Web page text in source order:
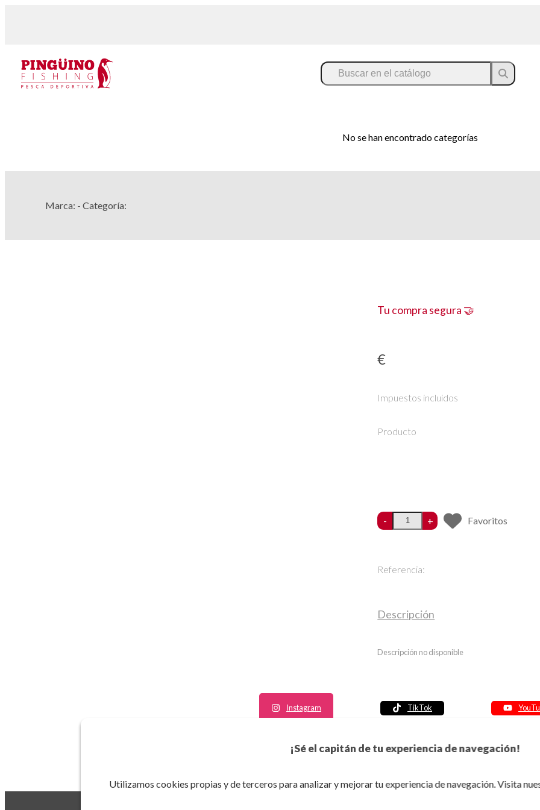
¡Sé el capitán de tu experiencia de navegación!
Utilizamos cookies propias y de terceros para analizar y mejorar tu experiencia de navegación. Visita
No se han encontrado categorías
Marca: - Categoría:
Tu compra segura 🤝
€
Impuestos incluidos
Producto
- + Favoritos
Referencia:
Descripción
Descripción no disponible
Instagram TikTok
Política de seguridad